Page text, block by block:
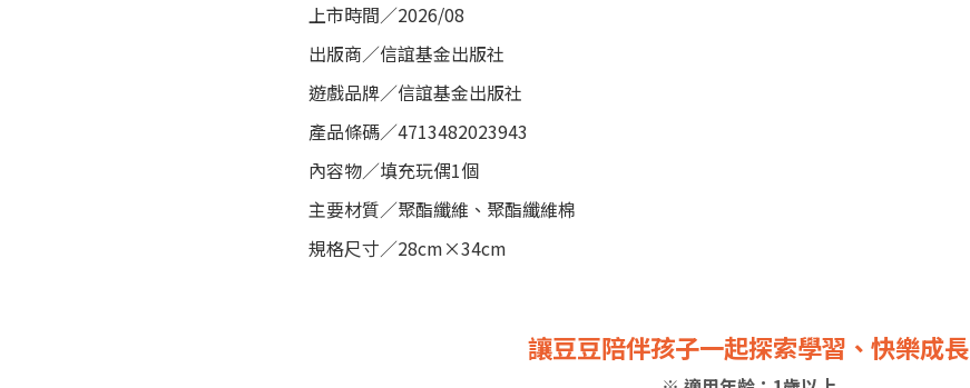
上市時間／2026/08
出版商／信誼基金出版社
遊戲品牌／信誼基金出版社
產品條碼／4713482023943
內容物／填充玩偶1個
主要材質／聚酯纖維、聚酯纖維棉
規格尺寸／28cm×34cm
讓豆豆陪伴孩子一起探索學習、快樂成長